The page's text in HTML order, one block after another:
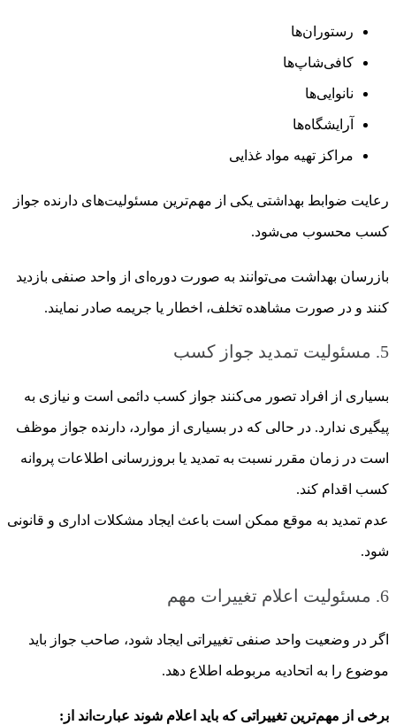
رستوران‌ها
کافی‌شاپ‌ها
نانوایی‌ها
آرایشگاه‌ها
مراکز تهیه مواد غذایی
رعایت ضوابط بهداشتی یکی از مهم‌ترین مسئولیت‌های دارنده جواز
کسب محسوب می‌شود.
بازرسان بهداشت می‌توانند به صورت دوره‌ای از واحد صنفی بازدید
کنند و در صورت مشاهده تخلف، اخطار یا جریمه صادر نمایند.
5. مسئولیت تمدید جواز کسب
بسیاری از افراد تصور می‌کنند جواز کسب دائمی است و نیازی به
پیگیری ندارد. در حالی که در بسیاری از موارد، دارنده جواز موظف
است در زمان مقرر نسبت به تمدید یا بروزرسانی اطلاعات پروانه
کسب اقدام کند.
عدم تمدید به موقع ممکن است باعث ایجاد مشکلات اداری و قانونی
شود.
6. مسئولیت اعلام تغییرات مهم
اگر در وضعیت واحد صنفی تغییراتی ایجاد شود، صاحب جواز باید
موضوع را به اتحادیه مربوطه اطلاع دهد.
برخی از مهم‌ترین تغییراتی که باید اعلام شوند عبارت‌اند از: